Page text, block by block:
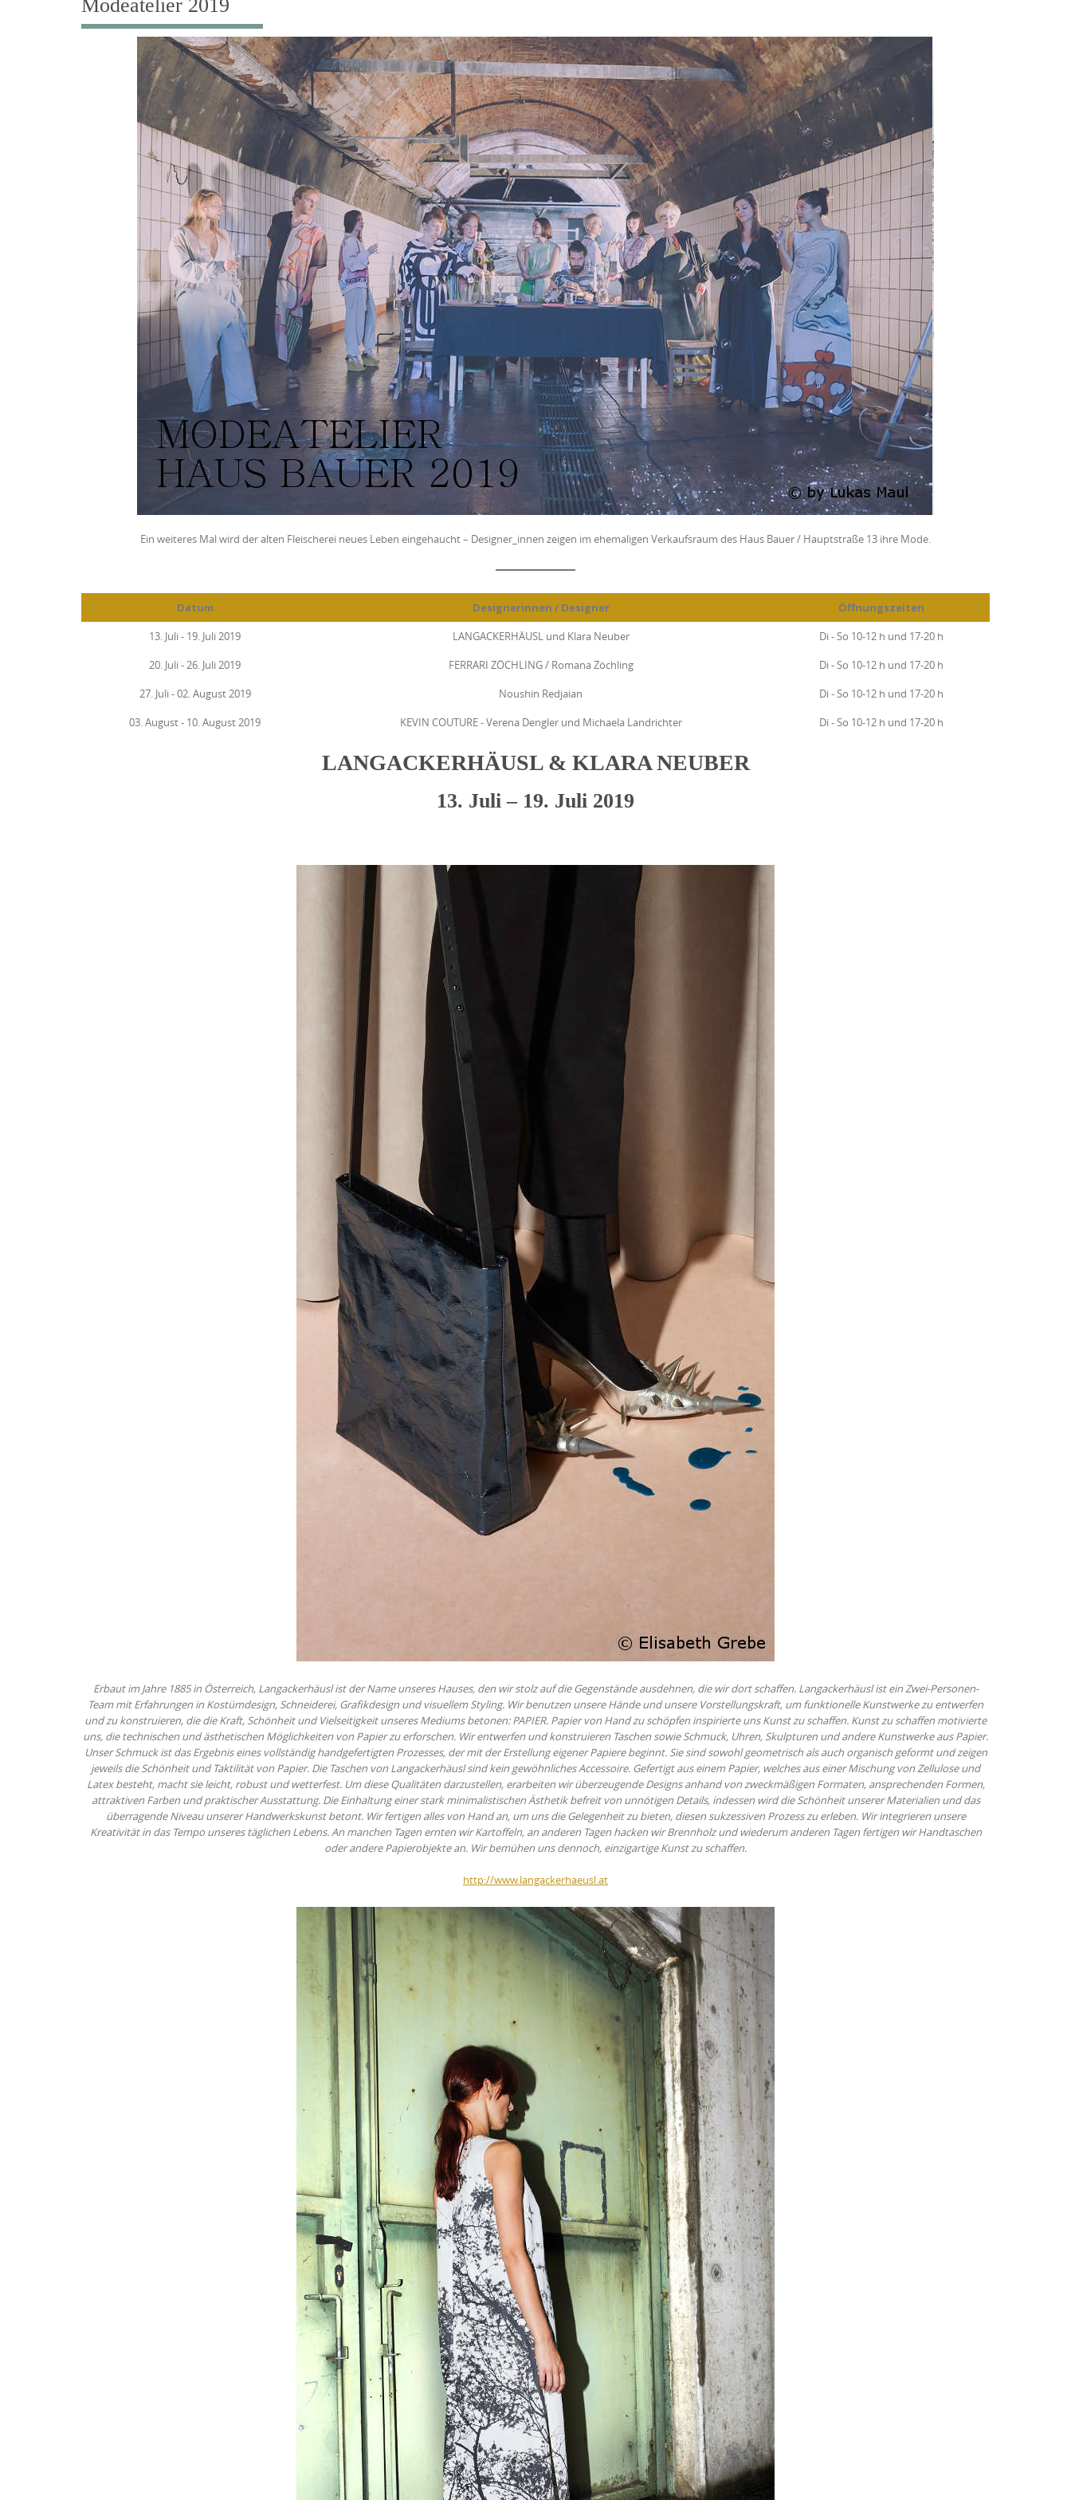
Modeatelier 2019
Ein weiteres Mal wird der alten Fleischerei neues Leben eingehaucht – Designer_innen zeigen im ehemaligen Verkaufsraum des Haus Bauer / Hauptstraße 13 ihre Mode.
Datum Designerinnen / Designer
Öffnungszeiten
13. Juli - 19. Juli 2019
LANGACKERHÄUSL und Klara Neuber
Di - So 10-12 h und 17-20 h
20. Juli - 26. Juli 2019
FERRARI ZÖCHLING / Romana Zöchling
Di - So 10-12 h und 17-20 h
27. Juli - 02. August 2019
Noushin Redjaian
Di - So 10-12 h und 17-20 h
03. August - 10. August 2019
KEVIN COUTURE - Verena Dengler und Michaela Landrichter Di - So 10-12 h und 17-20 h
LANGACKERHÄUSL & KLARA NEUBER
13. Juli – 19. Juli 2019
Erbaut im Jahre 1885 in Österreich, Langackerhäusl ist der Name unseres Hauses, den wir stolz auf die Gegenstände ausdehnen, die wir dort schaffen. Langackerhäusl ist ein Zwei-Personen-
Team mit Erfahrungen in Kostümdesign, Schneiderei, Grafikdesign und visuellem Styling. Wir benutzen unsere Hände und unsere Vorstellungskraft, um funktionelle Kunstwerke zu entwerfen
und zu konstruieren, die die Kraft, Schönheit und Vielseitigkeit unseres Mediums betonen: PAPIER. Papier von Hand zu schöpfen inspirierte uns Kunst zu schaffen. Kunst zu schaffen motivierte
uns, die technischen und ästhetischen Möglichkeiten von Papier zu erforschen. Wir entwerfen und konstruieren Taschen sowie Schmuck, Uhren, Skulpturen und andere Kunstwerke aus Papier.
Unser Schmuck ist das Ergebnis eines vollständig handgefertigten Prozesses, der mit der Erstellung eigener Papiere beginnt. Sie sind sowohl geometrisch als auch organisch geformt und zeigen
jeweils die Schönheit und Taktilität von Papier. Die Taschen von Langackerhäusl sind kein gewöhnliches Accessoire. Gefertigt aus einem Papier, welches aus einer Mischung von Zellulose und
Latex besteht, macht sie leicht, robust und wetterfest. Um diese Qualitäten darzustellen, erarbeiten wir überzeugende Designs anhand von zweckmäßigen Formaten, ansprechenden Formen,
attraktiven Farben und praktischer Ausstattung. Die Einhaltung einer stark minimalistischen Ästhetik befreit von unnötigen Details, indessen wird die Schönheit unserer Materialien und das
überragende Niveau unserer Handwerkskunst betont. Wir fertigen alles von Hand an, um uns die Gelegenheit zu bieten, diesen sukzessiven Prozess zu erleben. Wir integrieren unsere
Kreativität in das Tempo unseres täglichen Lebens. An manchen Tagen ernten wir Kartoffeln, an anderen Tagen hacken wir Brennholz und wiederum anderen Tagen fertigen wir Handtaschen
oder andere Papierobjekte an. Wir bemühen uns dennoch, einzigartige Kunst zu schaffen.
http://www.langackerhaeusl.at